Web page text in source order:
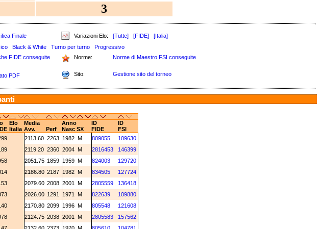
3
Finale Variazioni Elo: [Tutte] [FIDE]
[Italia]
Black & White Turno per turno
Progressivo
FIDE conseguite Norme: Norme di Maestro FSI conseguite
PDF Sito: Gestione sito del torneo
Elo Media Anno ID
ID
Italia Avv. Perf Nasc SX FIDE
FSI
2113.60 2263 1982 M 809055
109630
2119.20 2360 2004 M 2816453
146399
2051.75 1859 1959 M 824003
129720
2186.80 2187 1982 M 834505
127724
2079.60 2008 2001 M 2805559
136418
2026.00 1291 1971 M 822639
109880
2170.80 2099 1996 M 805548
121608
2124.75 2038 2001 M 2805583
157562